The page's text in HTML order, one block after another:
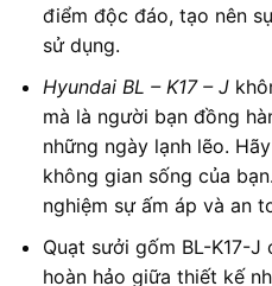
điểm độc đáo, tạo nên
sử dụng.
Hyundai BL – K17 – J
mà là người bạn đồng
những ngày lạnh lẽo.
không gian sống của
nghiệm sự ấm áp và an
Quạt sưởi gốm BL-K17-
hoàn hảo giữa thiết kế